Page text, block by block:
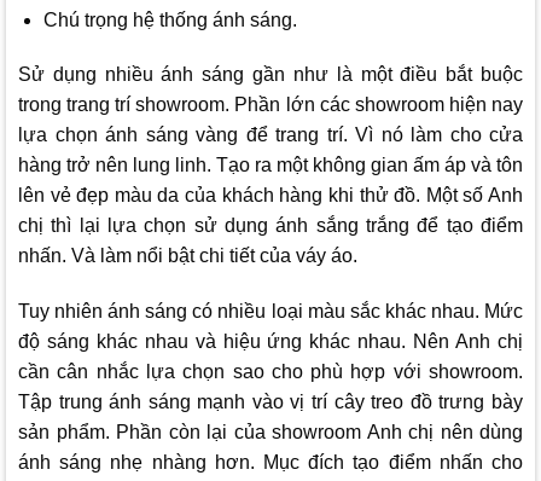
Chú trọng hệ thống ánh sáng.
Sử dụng nhiều ánh sáng gần như là một điều bắt buộc
trong trang trí showroom. Phần lớn các showroom hiện nay
lựa chọn ánh sáng vàng để trang trí. Vì nó làm cho cửa
hàng trở nên lung linh. Tạo ra một không gian ấm áp và tôn
lên vẻ đẹp màu da của khách hàng khi thử đồ. Một số Anh
chị thì lại lựa chọn sử dụng ánh sắng trắng để tạo điểm
nhấn. Và làm nổi bật chi tiết của váy áo.
Tuy nhiên ánh sáng có nhiều loại màu sắc khác nhau. Mức
độ sáng khác nhau và hiệu ứng khác nhau. Nên Anh chị
cần cân nhắc lựa chọn sao cho phù hợp với showroom.
Tập trung ánh sáng mạnh vào vị trí cây treo đồ trưng bày
sản phẩm. Phần còn lại của showroom Anh chị nên dùng
ánh sáng nhẹ nhàng hơn. Mục đích tạo điểm nhấn cho